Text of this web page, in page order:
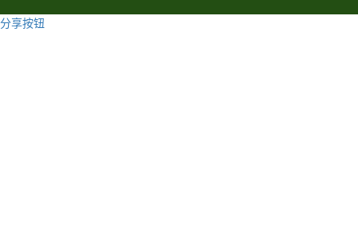
分享按钮